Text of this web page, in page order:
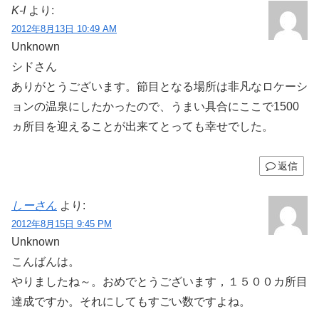
K-I より:
2012年8月13日 10:49 AM
Unknown
シドさん
ありがとうございます。節目となる場所は非凡なロケーシ
ョンの温泉にしたかったので、うまい具合にここで1500
ヵ所目を迎えることが出来てとっても幸せでした。
返信
しーさん より:
2012年8月15日 9:45 PM
Unknown
こんばんは。
やりましたね～。おめでとうございます，１５００カ所目
達成ですか。それにしてもすごい数ですよね。